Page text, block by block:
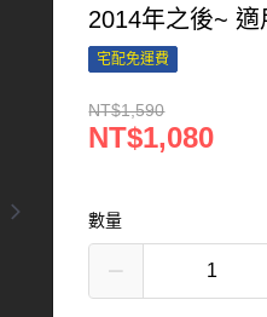
2014年之後~ 適
宅配免運費
NT$1,590
NT$1,080
數量